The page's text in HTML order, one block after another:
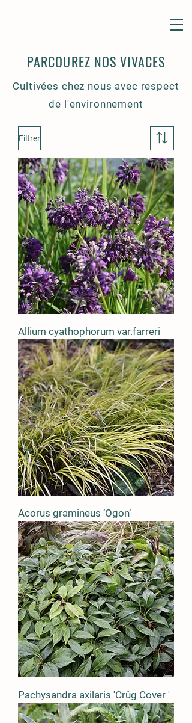
PARCOUREZ NOS VIVACES
Cultivées chez nous avec respect
de l'environnement
Filtrer
Allium cyathophorum var.farreri
Acorus gramineus ‘Ogon’
Pachysandra axilaris 'Crûg Cover '